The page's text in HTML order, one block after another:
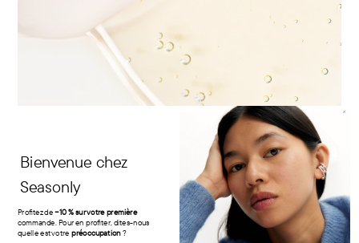
Bienvenue chez
Seasonly
Profitez de−10 % sur votre première
commande. Pour en profiter, dites-nous
quelle est votre préoccupation?